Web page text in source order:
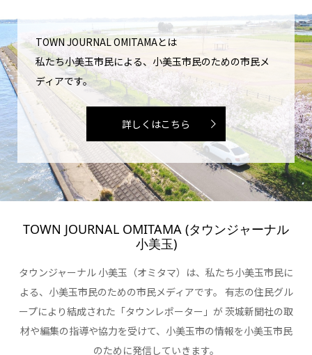
TOWN JOURNAL OMITAMAとは
私たち小美玉市民による、小美玉市民のための市民メ
ディアです。
詳しくはこちら
TOWN JOURNAL OMITAMA (タウンジャーナル
小美玉)
タウンジャーナル 小美玉（オミタマ）は、私たち小美玉市民に
よる、小美玉市民のための市民メディアです。 有志の住民グル
ープにより結成された「タウンレポーター」が 茨城新聞社の取
材や編集の指導や協力を受けて、小美玉市の情報を小美玉市民
のために発信していきます。